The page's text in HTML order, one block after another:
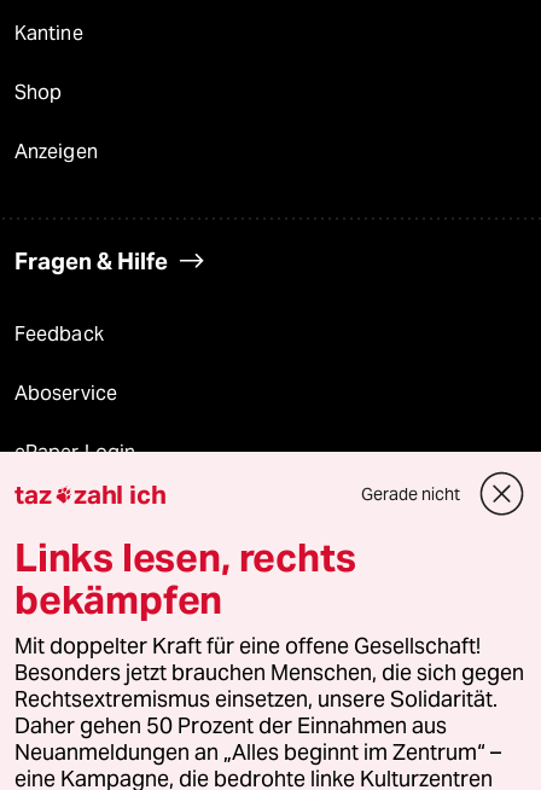
Kantine
Shop
Anzeigen
Fragen & Hilfe
Feedback
Aboservice
ePaper Login
Downloads für Abonnierende
© 2026 taz Verlags und Vertriebs GmbH
Alle Rechte vorbehalten. Bei rechtlichen Fragen oder für Genehmigungen
wenden Sie sich bitte an lizenzen@taz.de
Feedback Redaktionsstatut Kommune-Richtlinien
taz zahl ich Gerade nicht
Links lesen, rechts
bekämpfen
Mit doppelter Kraft für eine offene Gesellschaft!
Besonders jetzt brauchen Menschen, die sich gegen
Rechtsextremismus einsetzen, unsere Solidarität.
Daher gehen 50 Prozent der Einnahmen aus
Neuanmeldungen an „Alles beginnt im Zentrum“ –
eine Kampagne, die bedrohte linke Kulturzentren